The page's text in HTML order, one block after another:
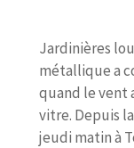
Jardinières
métallique a
quand le vent
vitre. Depuis
jeudi matin à